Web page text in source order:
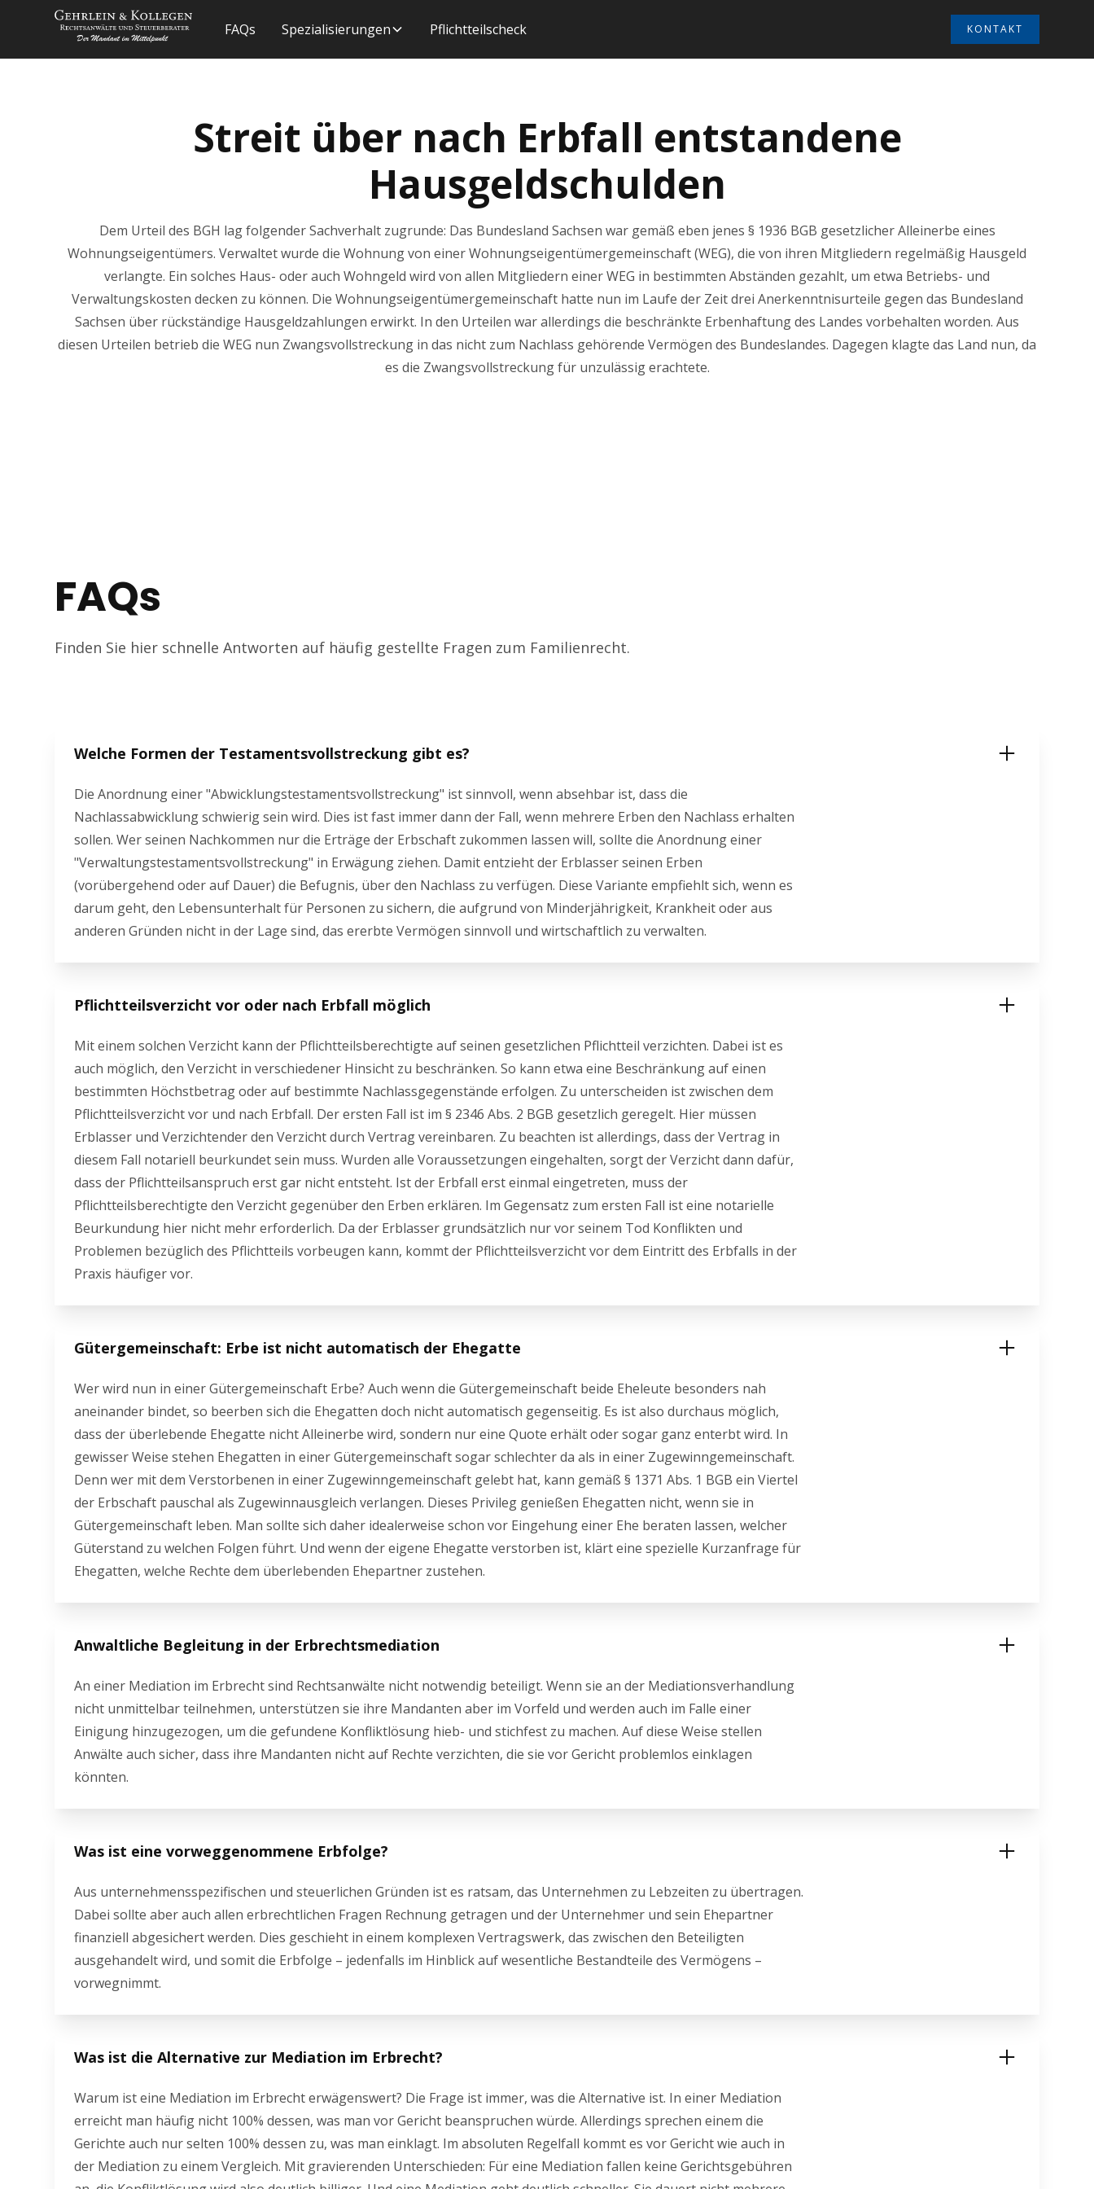
FAQs Spezialisierungen Pflichtteilscheck KONTAKT
Streit über nach Erbfall entstandene
Hausgeldschulden
Dem Urteil des BGH lag folgender Sachverhalt zugrunde: Das Bundesland Sachsen war gemäß eben jenes § 1936 BGB gesetzlicher Alleinerbe eines
Wohnungseigentümers. Verwaltet wurde die Wohnung von einer Wohnungseigentümergemeinschaft (WEG), die von ihren Mitgliedern regelmäßig Hausgeld
verlangte. Ein solches Haus- oder auch Wohngeld wird von allen Mitgliedern einer WEG in bestimmten Abständen gezahlt, um etwa Betriebs- und
Verwaltungskosten decken zu können. Die Wohnungseigentümergemeinschaft hatte nun im Laufe der Zeit drei Anerkenntnisurteile gegen das Bundesland
Sachsen über rückständige Hausgeldzahlungen erwirkt. In den Urteilen war allerdings die beschränkte Erbenhaftung des Landes vorbehalten worden. Aus
diesen Urteilen betrieb die WEG nun Zwangsvollstreckung in das nicht zum Nachlass gehörende Vermögen des Bundeslandes. Dagegen klagte das Land nun, da
es die Zwangsvollstreckung für unzulässig erachtete.
FAQs
Finden Sie hier schnelle Antworten auf häufig gestellte Fragen zum Familienrecht.
Welche Formen der Testamentsvollstreckung gibt es?
Die Anordnung einer "Abwicklungstestamentsvollstreckung" ist sinnvoll, wenn absehbar ist, dass die
Nachlassabwicklung schwierig sein wird. Dies ist fast immer dann der Fall, wenn mehrere Erben den Nachlass erhalten
sollen. Wer seinen Nachkommen nur die Erträge der Erbschaft zukommen lassen will, sollte die Anordnung einer
"Verwaltungstestamentsvollstreckung" in Erwägung ziehen. Damit entzieht der Erblasser seinen Erben
(vorübergehend oder auf Dauer) die Befugnis, über den Nachlass zu verfügen. Diese Variante empfiehlt sich, wenn es
darum geht, den Lebensunterhalt für Personen zu sichern, die aufgrund von Minderjährigkeit, Krankheit oder aus
anderen Gründen nicht in der Lage sind, das ererbte Vermögen sinnvoll und wirtschaftlich zu verwalten.
Pflichtteilsverzicht vor oder nach Erbfall möglich
Mit einem solchen Verzicht kann der Pflichtteilsberechtigte auf seinen gesetzlichen Pflichtteil verzichten. Dabei ist es
auch möglich, den Verzicht in verschiedener Hinsicht zu beschränken. So kann etwa eine Beschränkung auf einen
bestimmten Höchstbetrag oder auf bestimmte Nachlassgegenstände erfolgen. Zu unterscheiden ist zwischen dem
Pflichtteilsverzicht vor und nach Erbfall. Der ersten Fall ist im § 2346 Abs. 2 BGB gesetzlich geregelt. Hier müssen
Erblasser und Verzichtender den Verzicht durch Vertrag vereinbaren. Zu beachten ist allerdings, dass der Vertrag in
diesem Fall notariell beurkundet sein muss. Wurden alle Voraussetzungen eingehalten, sorgt der Verzicht dann dafür,
dass der Pflichtteilsanspruch erst gar nicht entsteht. Ist der Erbfall erst einmal eingetreten, muss der
Pflichtteilsberechtigte den Verzicht gegenüber den Erben erklären. Im Gegensatz zum ersten Fall ist eine notarielle
Beurkundung hier nicht mehr erforderlich. Da der Erblasser grundsätzlich nur vor seinem Tod Konflikten und
Problemen bezüglich des Pflichtteils vorbeugen kann, kommt der Pflichtteilsverzicht vor dem Eintritt des Erbfalls in der
Praxis häufiger vor.
Gütergemeinschaft: Erbe ist nicht automatisch der Ehegatte
Wer wird nun in einer Gütergemeinschaft Erbe? Auch wenn die Gütergemeinschaft beide Eheleute besonders nah
aneinander bindet, so beerben sich die Ehegatten doch nicht automatisch gegenseitig. Es ist also durchaus möglich,
dass der überlebende Ehegatte nicht Alleinerbe wird, sondern nur eine Quote erhält oder sogar ganz enterbt wird. In
gewisser Weise stehen Ehegatten in einer Gütergemeinschaft sogar schlechter da als in einer Zugewinngemeinschaft.
Denn wer mit dem Verstorbenen in einer Zugewinngemeinschaft gelebt hat, kann gemäß § 1371 Abs. 1 BGB ein Viertel
der Erbschaft pauschal als Zugewinnausgleich verlangen. Dieses Privileg genießen Ehegatten nicht, wenn sie in
Gütergemeinschaft leben. Man sollte sich daher idealerweise schon vor Eingehung einer Ehe beraten lassen, welcher
Güterstand zu welchen Folgen führt. Und wenn der eigene Ehegatte verstorben ist, klärt eine spezielle Kurzanfrage für
Ehegatten, welche Rechte dem überlebenden Ehepartner zustehen.
Anwaltliche Begleitung in der Erbrechtsmediation
An einer Mediation im Erbrecht sind Rechtsanwälte nicht notwendig beteiligt. Wenn sie an der Mediationsverhandlung
nicht unmittelbar teilnehmen, unterstützen sie ihre Mandanten aber im Vorfeld und werden auch im Falle einer
Einigung hinzugezogen, um die gefundene Konfliktlösung hieb- und stichfest zu machen. Auf diese Weise stellen
Anwälte auch sicher, dass ihre Mandanten nicht auf Rechte verzichten, die sie vor Gericht problemlos einklagen
könnten.
Was ist eine vorweggenommene Erbfolge?
Aus unternehmensspezifischen und steuerlichen Gründen ist es ratsam, das Unternehmen zu Lebzeiten zu übertragen.
Dabei sollte aber auch allen erbrechtlichen Fragen Rechnung getragen und der Unternehmer und sein Ehepartner
finanziell abgesichert werden. Dies geschieht in einem komplexen Vertragswerk, das zwischen den Beteiligten
ausgehandelt wird, und somit die Erbfolge – jedenfalls im Hinblick auf wesentliche Bestandteile des Vermögens –
vorwegnimmt.
Was ist die Alternative zur Mediation im Erbrecht?
Warum ist eine Mediation im Erbrecht erwägenswert? Die Frage ist immer, was die Alternative ist. In einer Mediation
erreicht man häufig nicht 100% dessen, was man vor Gericht beanspruchen würde. Allerdings sprechen einem die
Gerichte auch nur selten 100% dessen zu, was man einklagt. Im absoluten Regelfall kommt es vor Gericht wie auch in
der Mediation zu einem Vergleich. Mit gravierenden Unterschieden: Für eine Mediation fallen keine Gerichtsgebühren